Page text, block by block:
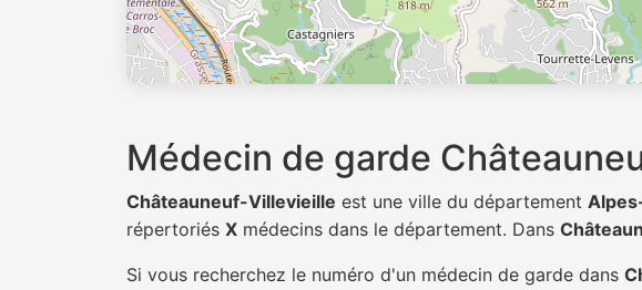
Médecin de garde
Châteauneuf-Villevieille est une ville du département
répertoriés X médecins dans le département. Dans
Si vous recherchez le numéro d'un médecin de garde dans